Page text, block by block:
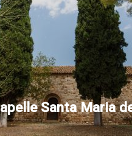
Santa Maria